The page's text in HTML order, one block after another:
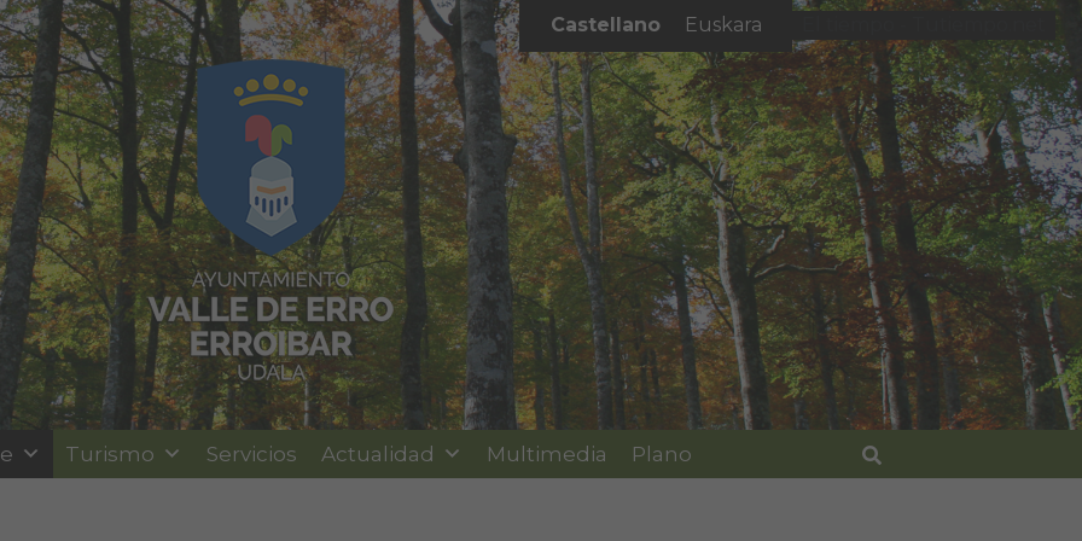
Castellano Euskara
Turismo Servicios Actualidad Multimedia Plano
Buscar